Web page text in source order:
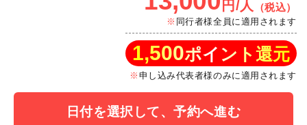
円/人 （税込）
同行者様全員に適用されます
1,500ポイント還元
申し込み代表者様のみに適用されます
日付を選択して、予約へ進む